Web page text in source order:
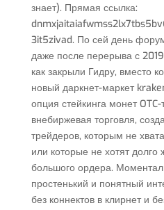
знает). Прямая ссылка:
3it5zivad. По сей день
даже после перерыва с
как закрыли Гидру, вместо
новый даркнет-маркет
опция стейкинга монет OTC-
внебиржевая торговля,
трейдеров, которым не
или которые не хотят долго
большого ордера.
простенький и понятный
без коннектов в клирнет и